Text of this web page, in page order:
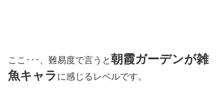
ここ･･･、難易度で言うと 朝霞ガーデンが雑
魚キャラ に感じるレベルです。